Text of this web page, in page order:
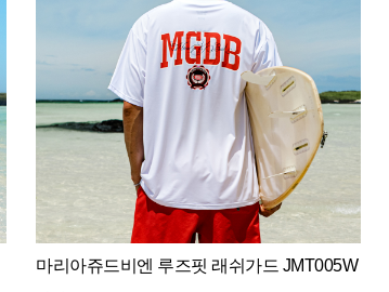
마리아쥬드비엔 루즈핏 래쉬가드 JMT005W